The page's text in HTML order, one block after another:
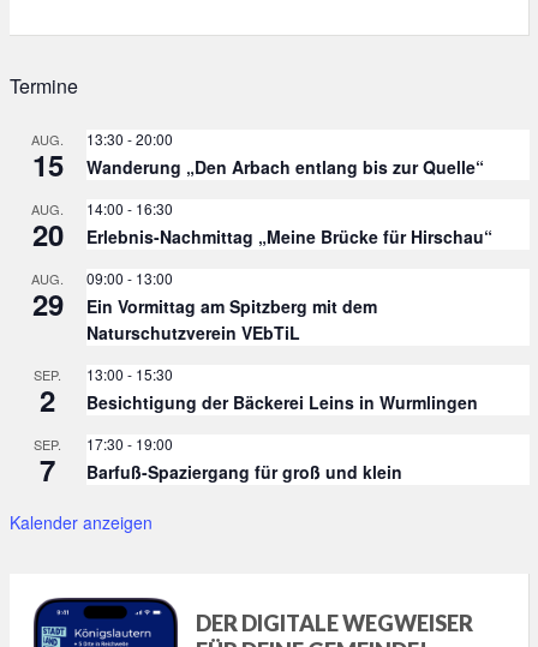
Termine
AUG.
15
13:30 -20:00
Wanderung „Den Arbach entlang bis zur Quelle“
AUG.
20
14:00 - 16:30
Erlebnis-Nachmittag „Meine Brücke für Hirschau“
AUG.
29
09:00 - 13:00
Ein Vormittag am Spitzberg mit dem
Naturschutzverein VEbTiL
SEP.
2
13:00 - 15:30
Besichtigung der Bäckerei Leins in Wurmlingen
SEP.
7
17:30 - 19:00
Barfuß-Spaziergang für groß und klein
Kalender anzeigen
DER DIGITALE WEGWEISER